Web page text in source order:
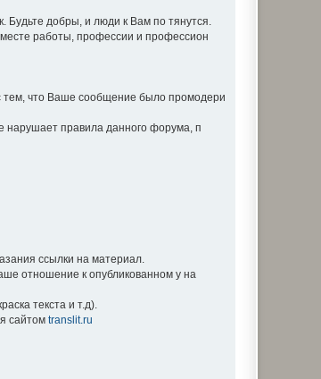
Будьте добры, и люди к Вам по тянутся.
работы, профессии и профессион
тем, что Ваше сообщение было промодери
нарушает правила данного форума, п
ссылки на материал.
отношение к опубликованном у на
текста и т.д).
сайтом translit.ru